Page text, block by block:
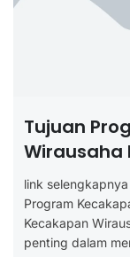
Tujuan
Wirausaha
link
Program
Kecakapan
penting dalam